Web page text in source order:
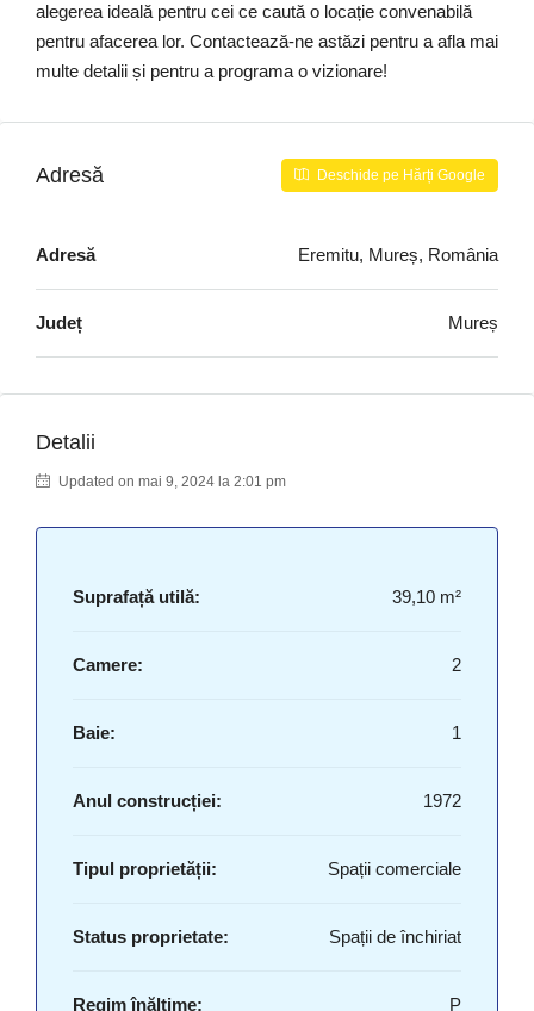
alegerea ideală pentru cei ce caută o locație convenabilă
pentru afacerea lor. Contactează-ne astăzi pentru a afla mai
multe detalii și pentru a programa o vizionare!
Adresă Deschide pe Hărți Google
Adresă Eremitu, Mureș, România
Județ Mureș
Detalii
Updated on mai 9, 2024 la 2:01 pm
Suprafață utilă: 39,10 m²
Camere: 2
Baie: 1
Anul construcției: 1972
Tipul proprietății: Spații comerciale
Status proprietate: Spații de închiriat
Regim înălțime: P